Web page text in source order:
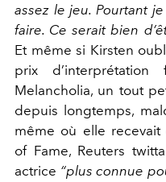
assez le jeu. Pourtant
faire. Ce serait bien
Et même si Kirsten
prix
Melancholia, un tout
depuis longtemps,
même où elle
of Fame, Reuters
actrice “plus connue